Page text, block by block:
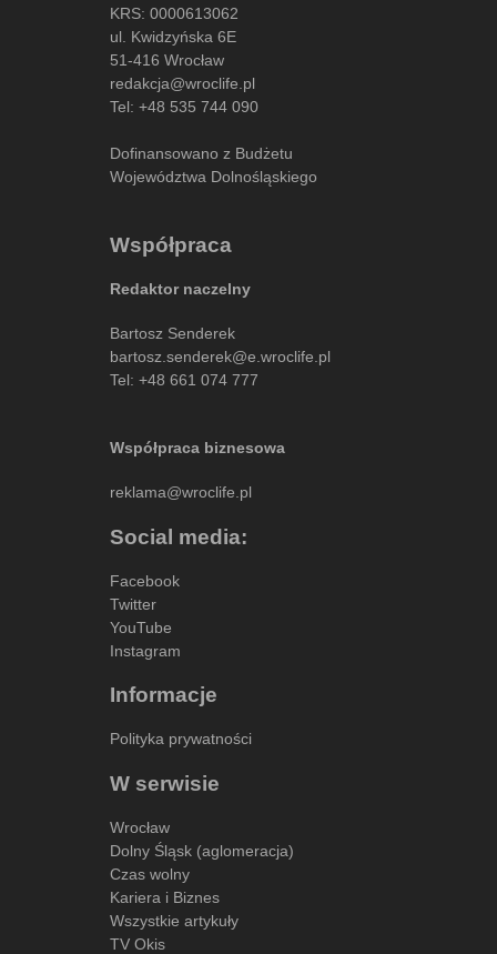
KRS: 0000613062
ul. Kwidzyńska 6E
51-416 Wrocław
redakcja@wroclife.pl
Tel: +48 535 744 090
Dofinansowano z Budżetu
Województwa Dolnośląskiego
Współpraca
Redaktor naczelny
Bartosz Senderek
bartosz.senderek@e.wroclife.pl
Tel: +48 661 074 777
Współpraca biznesowa
reklama@wroclife.pl
Social media:
Facebook
Twitter
YouTube
Instagram
Informacje
Polityka prywatności
W serwisie
Wrocław
Dolny Śląsk (aglomeracja)
Czas wolny
Kariera i Biznes
Wszystkie artykuły
TV Okis